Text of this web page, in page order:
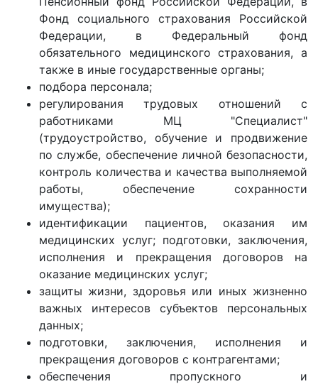
Фонд социального страхования Российской
Федерации, в Федеральный фонд
обязательного медицинского страхования, а
также в иные государственные органы;
подбора персонала;
регулирования трудовых отношений с
работниками МЦ "Специалист"
(трудоустройство, обучение и продвижение
по службе, обеспечение личной безопасности,
контроль количества и качества выполняемой
работы, обеспечение сохранности
имущества);
идентификации пациентов, оказания им
медицинских услуг; подготовки, заключения,
исполнения и прекращения договоров на
оказание медицинских услуг;
защиты жизни, здоровья или иных жизненно
важных интересов субъектов персональных
данных;
подготовки, заключения, исполнения и
прекращения договоров с контрагентами;
обеспечения пропускного и